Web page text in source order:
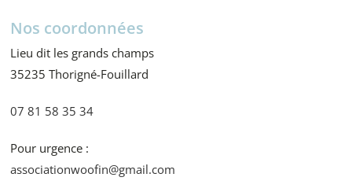
Nos coordonnées
Lieu dit les grands champs
35235 Thorigné-Fouillard
07 81 58 35 34
Pour urgence :
associationwoofin@gmail.com